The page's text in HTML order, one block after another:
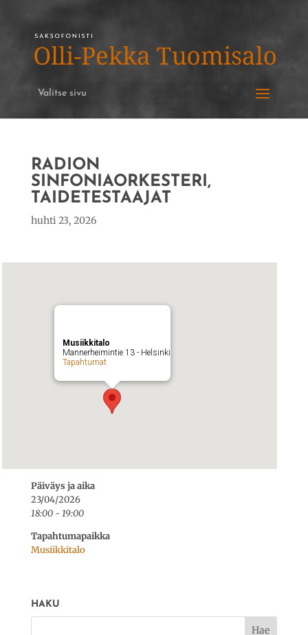
Valitse sivu
RADION
SINFONIAORKESTERI,
TAIDETESTAAJAT
huhti 23, 2026
Musiikkitalo
Mannerheimintie 13 - Helsinki
Tapahtumat
Päiväys ja aika
23/04/2026
18:00 - 19:00
Tapahtumapaikka
Musiikkitalo
HAKU